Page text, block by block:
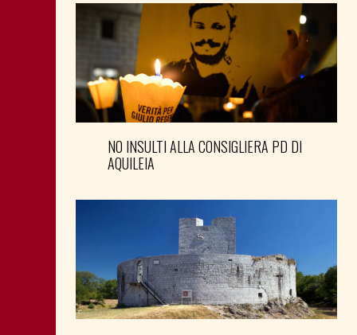
NO INSULTI ALLA CONSIGLIERA PD DI
AQUILEIA